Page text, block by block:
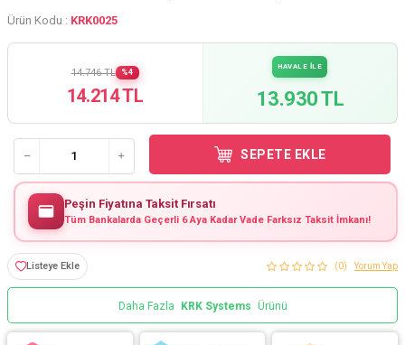
Ürün Kodu : KRK0025
14.746 TL %4
14.214 TL
HAVALE İLE
13.930 TL
SEPETE EKLE
Peşin Fiyatına Taksit Fırsatı
Tüm Bankalarda Geçerli 6 Aya Kadar Vade Farksız Taksit İmkanı!
Listeye Ekle (0) Yorum Yap
Daha Fazla KRK Systems Ürünü